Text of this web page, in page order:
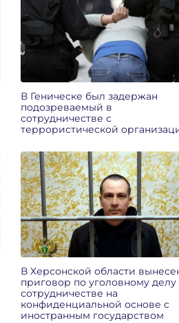
В Геническе был задержан
подозреваемый в
сотрудничестве с
террористической
В Херсонской области
приговор по уголовному делу
сотрудничестве на
конфиденциальной основе с
иностранным государством